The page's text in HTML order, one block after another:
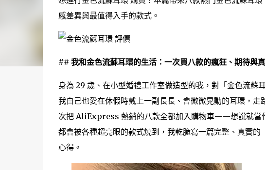
感差異與最值得入手的款式。
## 我和金色流蘇耳環的生活：一次買八款的瘋狂、期待與
身為 29 歲、在小型婚禮工作室做造型的我，對「金色流蘇
我自己也愛在休假時戴上一副長長、會微微晃動的耳環，
次把 AliExpress 熱銷的八款全都加入購物車——想說就當
都會被各種超亮眼的款式燒到，我乾脆寫一篇完整、真實
心得。